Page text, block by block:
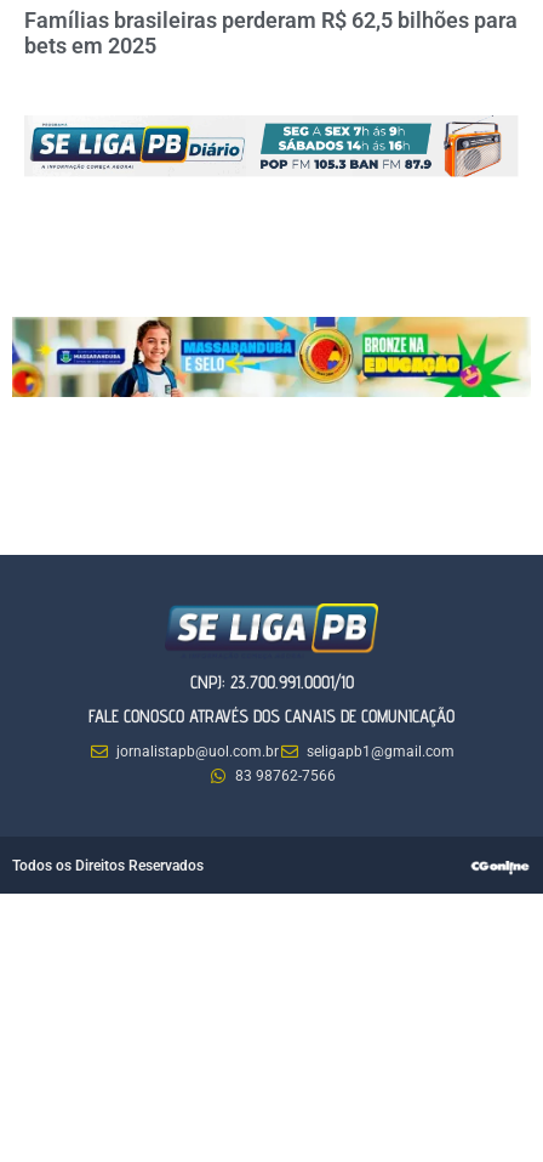
Famílias brasileiras perderam R$ 62,5 bilhões para
bets em 2025
CNPJ: 23.700.991.0001/10
FALE CONOSCO ATRAVÉS DOS CANAIS DE COMUNICAÇÃO
jornalistapb@uol.com.br
seligapb1@gmail.com
83 98762-7566
Todos os Direitos Reservados